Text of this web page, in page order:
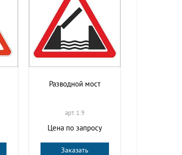
Разводной мост
арт. 1.9
Цена по запросу
Заказать